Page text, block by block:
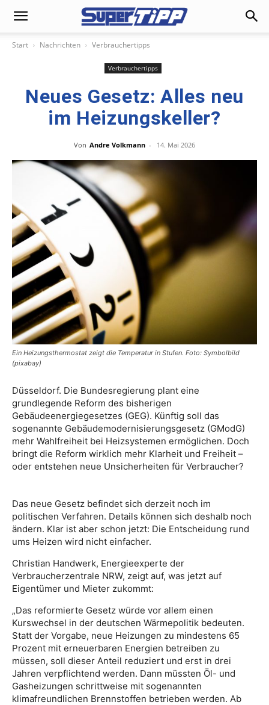
Start Nachrichten Verbrauchertipps
Verbrauchertipps
Neues Gesetz: Alles neu
im Heizungskeller?
Von Andre Volkmann - 14. Mai 2026
Ein Heizungsthermostat zeigt die Temperatur in Stufen. Foto: Symbolbild
(pixabay)
Düsseldorf. Die Bundesregierung plant eine
grundlegende Reform des bisherigen
Gebäudeenergiegesetzes (GEG). Künftig soll das
sogenannte Gebäudemodernisierungsgesetz (GModG)
mehr Wahlfreiheit bei Heizsystemen ermöglichen. Doch
bringt die Reform wirklich mehr Klarheit und Freiheit –
oder entstehen neue Unsicherheiten für Verbraucher?
Das neue Gesetz befindet sich derzeit noch im
politischen Verfahren. Details können sich deshalb noch
ändern. Klar ist aber schon jetzt: Die Entscheidung rund
ums Heizen wird nicht einfacher.
Christian Handwerk, Energieexperte der
Verbraucherzentrale NRW, zeigt auf, was jetzt auf
Eigentümer und Mieter zukommt:
„Das reformierte Gesetz würde vor allem einen
Kurswechsel in der deutschen Wärmepolitik bedeuten.
Statt der Vorgabe, neue Heizungen zu mindestens 65
Prozent mit erneuerbaren Energien betreiben zu
müssen, soll dieser Anteil reduziert und erst in drei
Jahren verpflichtend werden. Dann müssten Öl- und
Gasheizungen schrittweise mit sogenannten
klimafreundlichen Brennstoffen betrieben werden. Ab